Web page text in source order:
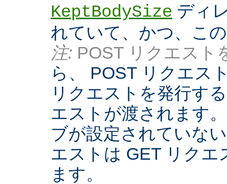
KeptBodySize ディ
れていて、かつ、こ
注: POST リクエスト
ら、 POST リクエス
リクエストを発行す
エストが渡されます
ブが設定されていな
エストは GET リク
ます。